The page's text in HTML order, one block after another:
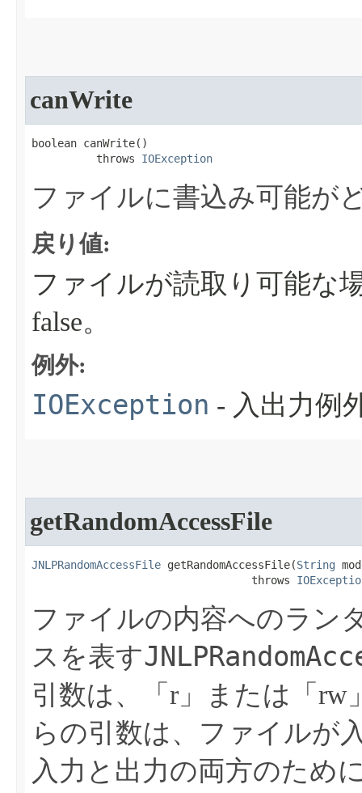
canWrite
boolean canWrite​()
          throws
IOException
ファイルに書込み可能が
戻り値:
ファイルが読取り可能な
false。
例外:
IOException - 入出力例
getRandomAccessFile
JNLPRandomAccessFile getRandomAccessFile​(String
                                  throws
ファイルの内容へのラン
スを表す
引数は、「r」または「
らの引数は、ファイルが
入力と出力の両方のため